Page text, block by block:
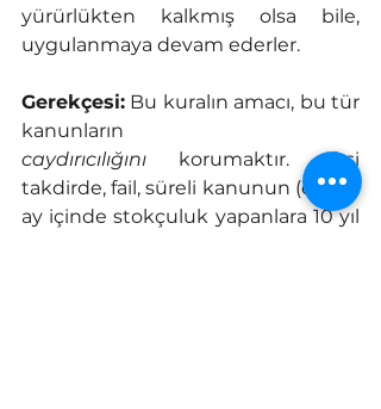
yürürlükten kalkmış olsa bile,
uygulanmaya devam ederler.
Gerekçesi: Bu kuralın amacı, bu tür
caydırıcılığını korumaktır. Aksi
takdirde, fail, süreli kanunun (örn. "3
ay içinde stokçuluk yapanlara 10 yıl